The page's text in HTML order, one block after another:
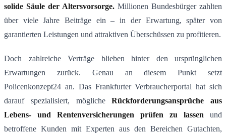
solide Säule der Altersvorsorge. Millionen Bundesbürger zahlten
über viele Jahre Beiträge ein – in der Erwartung, später von
garantierten Leistungen und attraktiven Überschüssen zu profitieren.
Doch zahlreiche Verträge blieben hinter den ursprünglichen
Erwartungen zurück. Genau an diesem Punkt setzt
Policenkonzept24 an. Das Frankfurter Verbraucherportal hat sich
darauf spezialisiert, möglicheRückforderungsansprüche aus
Lebens- und Rentenversicherungen prüfen zu lassen und
betroffene Kunden mit Experten aus den Bereichen Gutachten,